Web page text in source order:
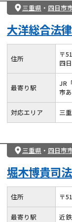
三重県 ・ 四日市
大洋総合法
住所 〒
四
最寄り駅
JR
市
対応エリア 三
三重県 ・ 四日市
堀木博貴司
住所 〒
最寄り駅 近